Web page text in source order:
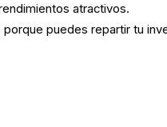
atractivos.
porque puedes repartir tu